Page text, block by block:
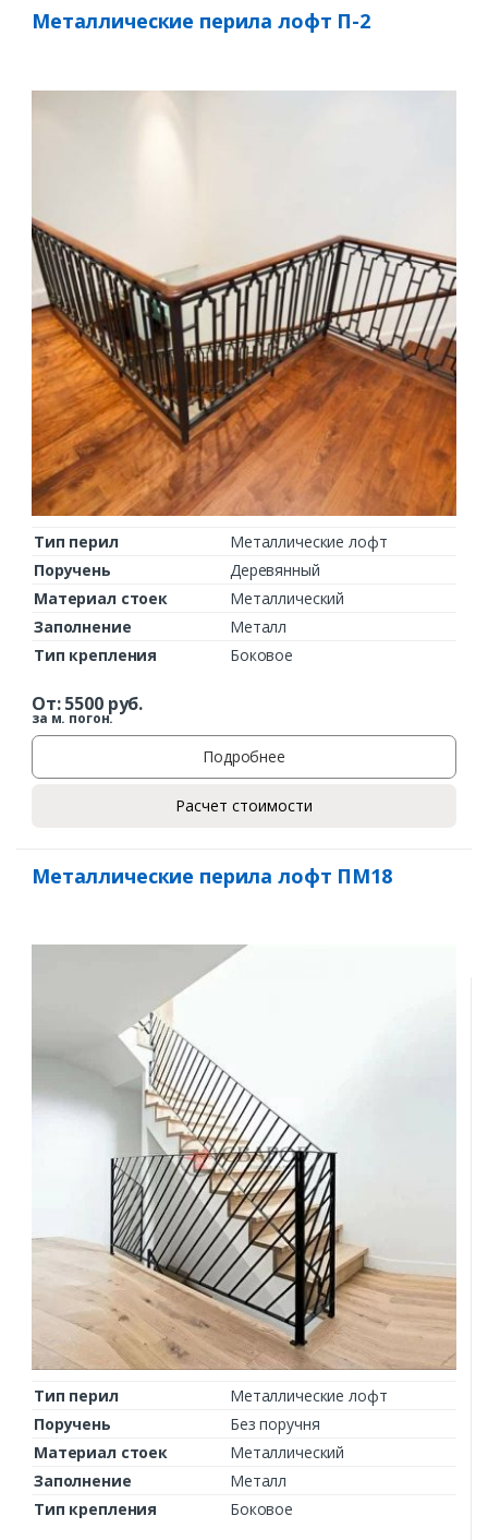
Металлические перила лофт П-2
Тип перил
Металлические лофт
Поручень
Деревянный
Материал стоек
Металлический
Заполнение
Металл
Тип крепления
Боковое
От:5500руб.
за м. погон.
Подробнее
Расчет стоимости
Металлические перила лофт ПМ18
Тип перил
Металлические лофт
Поручень
Без поручня
Материал стоек
Металлический
Заполнение
Металл
Тип крепления
Боковое